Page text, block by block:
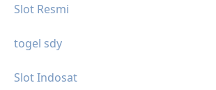
Slot Resmi
togel sdy
Slot Indosat